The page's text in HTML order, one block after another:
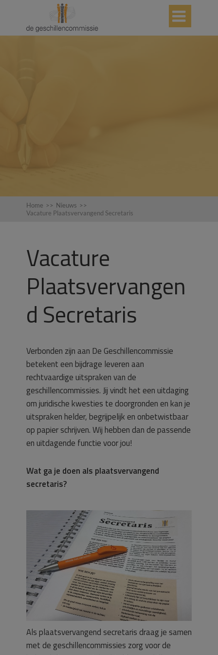

Home >> Nieuws >>
Vacature Plaatsvervangend Secretaris
Vacature
Plaatsvervangen
d Secretaris
Verbonden zijn aan De Geschillencommissie
betekent een bijdrage leveren aan
rechtvaardige uitspraken van de
geschillencommissies. Jij vindt het een uitdaging
om juridische kwesties te doorgronden en kan je
uitspraken helder, begrijpelijk en onbetwistbaar
op papier schrijven. Wij hebben dan de passende
en uitdagende functie voor jou!
Wat ga je doen als plaatsvervangend
secretaris?
Als plaatsvervangend secretaris draag je samen
met de geschillencommissies zorg voor de